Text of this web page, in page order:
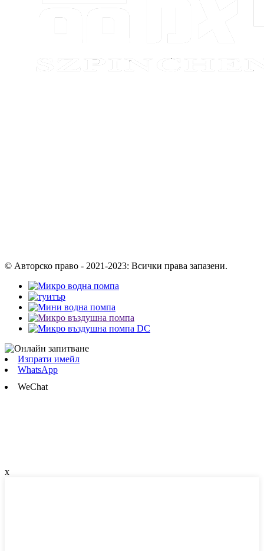
© Авторско право - 2021-2023: Всички права запазени.
Изпрати имейл
WhatsApp
WeChat
x